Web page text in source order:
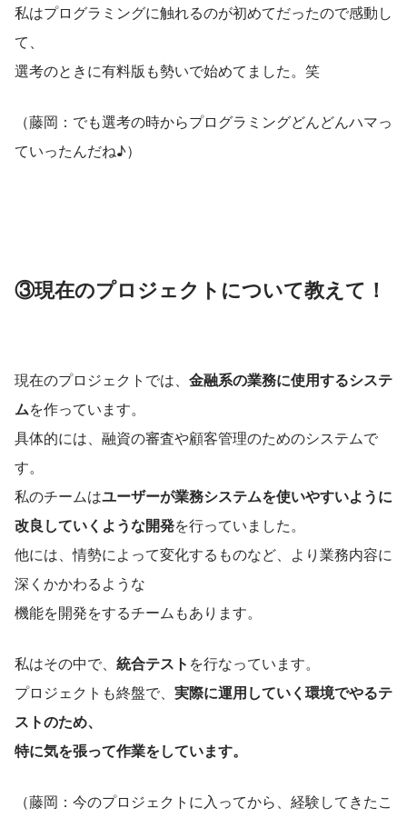
私はプログラミングに触れるのが初めてだったので感動し
て、
選考のときに有料版も勢いで始めてました。笑
（藤岡：でも選考の時からプログラミングどんどんハマっ
ていったんだね♪）
③現在のプロジェクトについて教えて！
現在のプロジェクトでは、 金融系の業務に使用するシステ
ムを作っています。
具体的には、融資の審査や顧客管理のためのシステムで
す。
私のチームはユーザーが業務システムを使いやすいように
改良していくような開発を行っていました。
他には、情勢によって変化するものなど、より業務内容に
深くかかわるような
機能を開発をするチームもあります。
私はその中で、 統合テスト を行なっています。
プロジェクトも終盤で、 実際に運用していく環境でやるテ
ストのため、
特に気を張って作業をしています。
（藤岡：今のプロジェクトに入ってから、経験してきたこ